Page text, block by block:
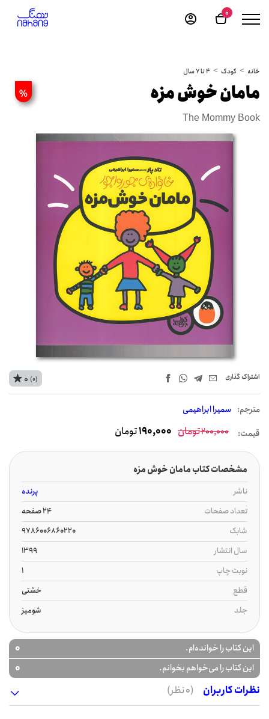
0
خانه کودک 4 تا 7 سال
% مامان خوش مزه
The Mommy Book
اشتراک‌ گذاری
مترجم: سمیرا ابراهیمی
0 (0)
قیمت: 200,000تومان 190,000تومان
مشخصات کتاب مامان خوش مزه
ناشر
پرنده
تعداد صفحات
24 صفحه
شابک
9786006860220
سال انتشار
1399
نوبت چاپ
1
قطع
خشتی
جلد
شومیز
این کتاب را خوانده‌ام. 0
این کتاب را می‌خواهم بخوانم.
0
نظرات کاربران
(0 نظر)